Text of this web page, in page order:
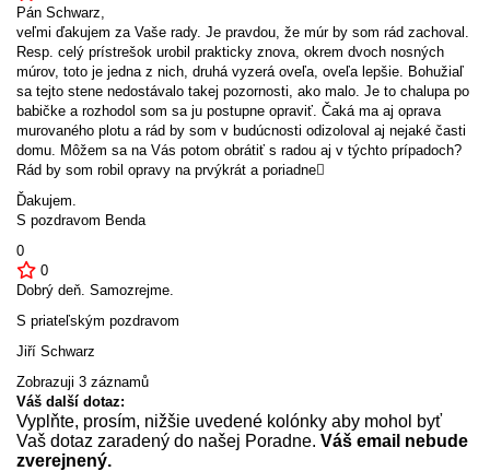
Pán Schwarz,
veľmi ďakujem za Vaše rady. Je pravdou, že múr by som rád zachoval.
Resp. celý prístrešok urobil prakticky znova, okrem dvoch nosných
múrov, toto je jedna z nich, druhá vyzerá oveľa, oveľa lepšie. Bohužiaľ
sa tejto stene nedostávalo takej pozornosti, ako malo. Je to chalupa po
babičke a rozhodol som sa ju postupne opraviť. Čaká ma aj oprava
murovaného plotu a rád by som v budúcnosti odizoloval aj nejaké časti
domu. Môžem sa na Vás potom obrátiť s radou aj v týchto prípadoch?
Rád by som robil opravy na prvýkrát a poriadne
Ďakujem.
S pozdravom Benda
0
0
Dobrý deň. Samozrejme.
S priateľským pozdravom
Jiří Schwarz
Zobrazuji 3 záznamů
Váš další dotaz:
Vyplňte, prosím, nižšie uvedené kolónky aby mohol byť
Vaš dotaz zaradený do našej Poradne. Váš email nebude
zverejnený.